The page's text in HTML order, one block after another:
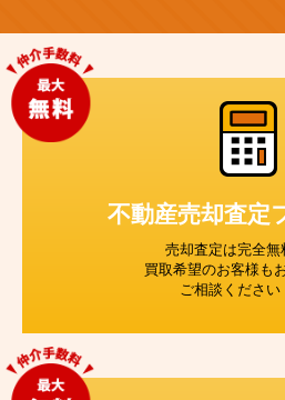
不動産売却査定
売却査定は完全無
買取希望のお客様も
ご相談ください